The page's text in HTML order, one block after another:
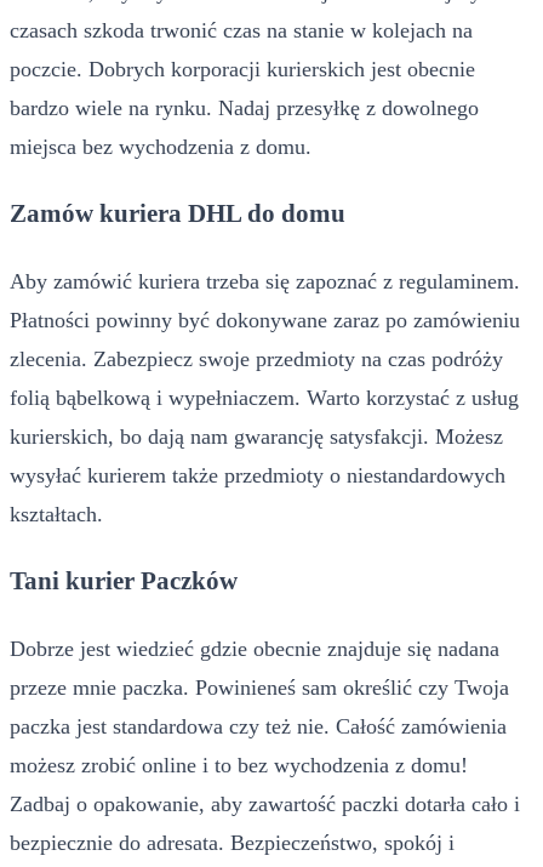
czasach szkoda trwonić czas na stanie w kolejach na
poczcie. Dobrych korporacji kurierskich jest obecnie
bardzo wiele na rynku. Nadaj przesyłkę z dowolnego
miejsca bez wychodzenia z domu.
Zamów kuriera DHL do domu
Aby zamówić kuriera trzeba się zapoznać z regulaminem.
Płatności powinny być dokonywane zaraz po zamówieniu
zlecenia. Zabezpiecz swoje przedmioty na czas podróży
folią bąbelkową i wypełniaczem. Warto korzystać z usług
kurierskich, bo dają nam gwarancję satysfakcji. Możesz
wysyłać kurierem także przedmioty o niestandardowych
kształtach.
Tani kurier Paczków
Dobrze jest wiedzieć gdzie obecnie znajduje się nadana
przeze mnie paczka. Powinieneś sam określić czy Twoja
paczka jest standardowa czy też nie. Całość zamówienia
możesz zrobić online i to bez wychodzenia z domu!
Zadbaj o opakowanie, aby zawartość paczki dotarła cało i
bezpiecznie do adresata. Bezpieczeństwo, spokój i